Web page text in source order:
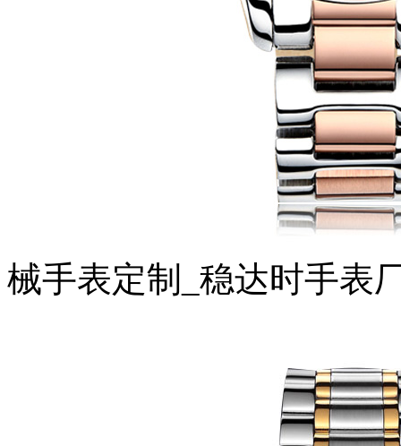
械手表定制_稳达时手表